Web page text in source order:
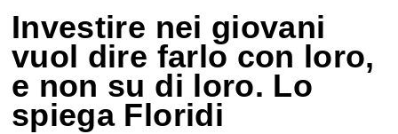
Investire nei giovani
vuol dire farlo con loro,
e non su di loro. Lo
spiega Floridi